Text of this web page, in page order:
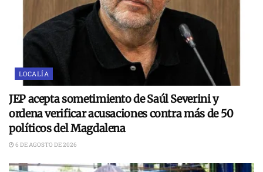
LOCALÍA
JEP acepta sometimiento de Saúl Severini y
ordena verificar acusaciones contra más de 50
políticos del Magdalena
6 DE AGOSTO DE 2026